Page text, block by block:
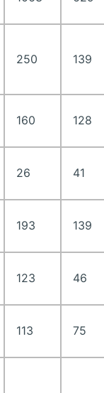
250 139
160 128
26 41
193 139
123 46
113 75